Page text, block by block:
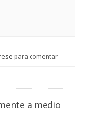
para comentar
a medio